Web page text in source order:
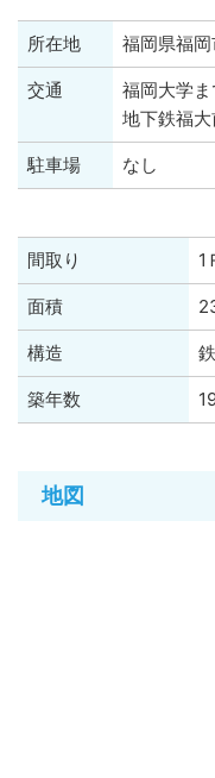
所在地 福岡県福
交通
福岡大学
地下鉄福
駐車場 なし
間取り 1
面積
構造
築年数
地図